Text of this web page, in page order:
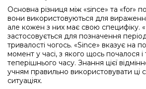
Основна різниця між «since» та «for»
вони використовуються для
але кожен з них має свою специфіку.
застосовується для позначення
тривалості чогось. «Since» вказує на
момент у часі, з якого щось почалося
теперішнього часу. Знання цієї
учням правильно використовувати ці
ситуаціях.